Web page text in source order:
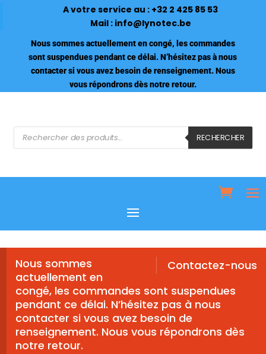
A votre service au : +32 2 425 85 53
Mail : info@lynotec.be
Nous sommes actuellement en congé, les commandes
sont suspendues pendant ce délai. N’hésitez pas à nous
contacter si vous avez besoin de renseignement. Nous
vous répondrons dès notre retour.
Recherche
de
produits
RECHERCHER
Contactez-nous
Nous sommes
actuellement en
congé, les commandes sont suspendues
pendant ce délai. N’hésitez pas à nous
contacter si vous avez besoin de
renseignement. Nous vous répondrons dès
notre retour.